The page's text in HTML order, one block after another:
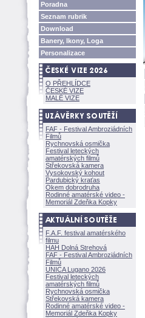
Poradna
Seznam rubrik
Download
Banery, Ikony, Loga
Personalizace
O PŘEHLÍDCE
ČESKÉ VIZE
MALÉ VIZE
FAF - Festival Ambroziádních
Filmů
Rychnovská osmička
Festival leteckých
amatérských filmů
Střekovská kamera
Vysokovský kohout
Pardubický kraťas
Okem dobrodruha
Rodinné amatérské video -
Memoriál Zdeňka Kopky
F.A.F. festival amatérského
filmu
HAH Dolná Strehov
FAF - Festival Ambroziádních
Filmů
UNICA Lugano 2026
Festival leteckých
amatérských filmů
Rychnovská osmička
Střekovská kamera
Rodinné amatérské video -
Memoriál Zdeňka Kopky